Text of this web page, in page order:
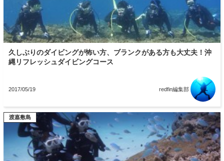
久しぶりのダイビングが怖い方、ブランクがある方も大丈夫！沖
縄リフレッシュダイビングコース
2017/05/19 redfin編集部
宮古島
恩納村
渡嘉敷島